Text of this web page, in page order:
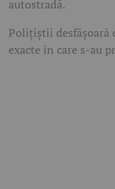
autostradă.
Polițiștii desfășoară
exacte în care s-au